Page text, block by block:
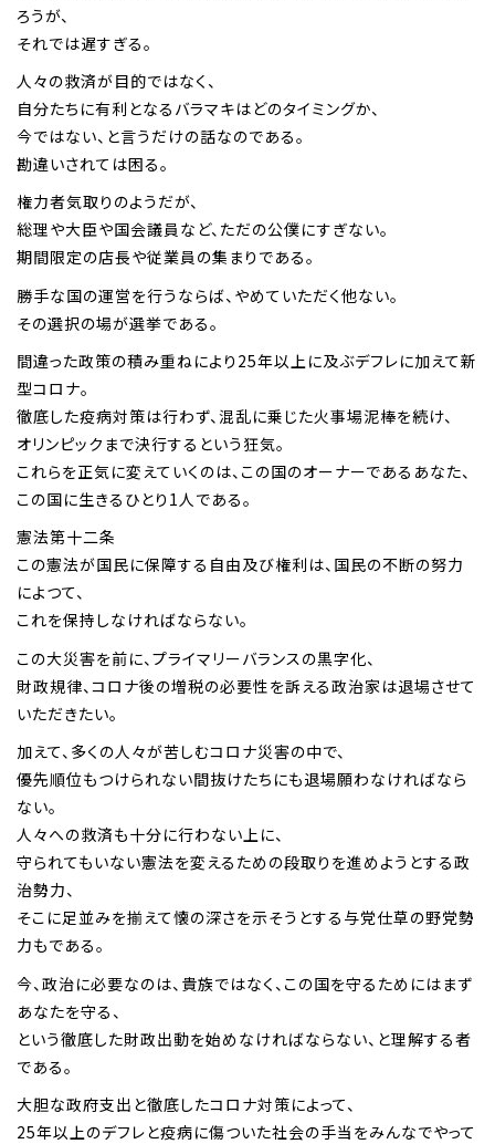
ろうが、
それでは遅すぎる。
人々の救済が目的ではなく、
自分たちに有利となるバラマキはどのタイミングか、
今ではない、と言うだけの話なのである。
勘違いされては困る。
権力者気取りのようだが、
総理や大臣や国会議員など、ただの公僕にすぎない。
期間限定の店長や従業員の集まりである。
勝手な国の運営を行うならば、やめていただく他ない。
その選択の場が選挙である。
間違った政策の積み重ねにより25年以上に及ぶデフレに加えて新
型コロナ。
徹底した疫病対策は行わず、混乱に乗じた火事場泥棒を続け、
オリンピックまで決行するという狂気。
これらを正気に変えていくのは、この国のオーナーであるあなた、
この国に生きるひとり1人である。
憲法第十二条
この憲法が国民に保障する自由及び権利は、国民の不断の努力
によつて、
これを保持しなければならない。
この大災害を前に、プライマリーバランスの黒字化、
財政規律、コロナ後の増税の必要性を訴える政治家は退場させて
いただきたい。
加えて、多くの人々が苦しむコロナ災害の中で、
優先順位もつけられない間抜けたちにも退場願わなければなら
ない。
人々への救済も十分に行わない上に、
守られてもいない憲法を変えるための段取りを進めようとする政
治勢力、
そこに足並みを揃えて懐の深さを示そうとする与党仕草の野党勢
力もである。
今、政治に必要なのは、貴族ではなく、この国を守るためにはまず
あなたを守る、
という徹底した財政出動を始めなければならない、と理解する者
である。
大胆な政府支出と徹底したコロナ対策によって、
25年以上のデフレと疫病に傷ついた社会の手当をみんなでやって